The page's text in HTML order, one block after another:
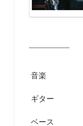
音楽
ギター
ベース